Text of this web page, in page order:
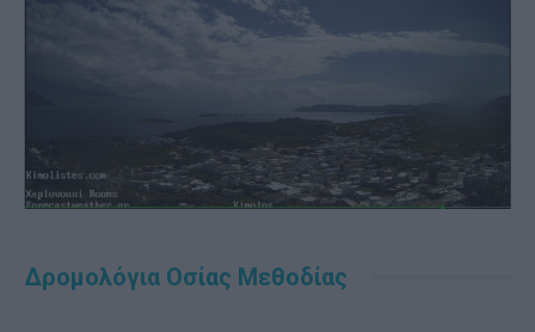
Δρομολόγια Οσίας Μεθοδίας